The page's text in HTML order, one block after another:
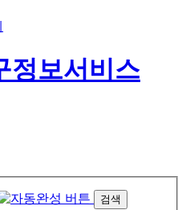
검색